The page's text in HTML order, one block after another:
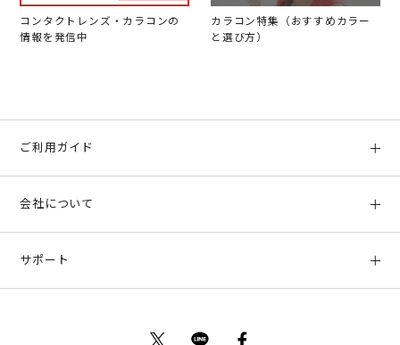
コンタクトレンズ・カラコンの
情報を発信中
カラコン特集（おすすめカラー
と選び方）
ご利用ガイド
お支払い方法、配送について
返品について
会社について
サポート